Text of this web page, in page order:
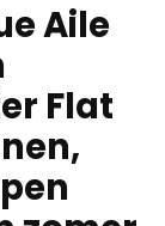
Aile
Flat